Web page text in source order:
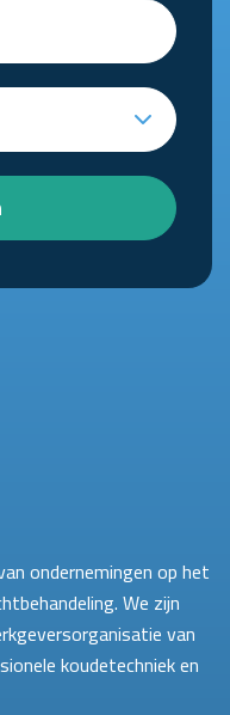
ondernemingen op het
We zijn
van
koudetechniek en